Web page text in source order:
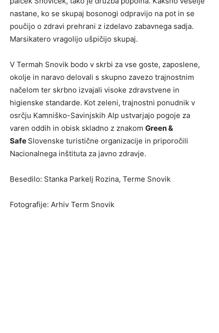
nastane, ko se skupaj bosonogi odpravijo na pot in se
poučijo o zdravi prehrani z izdelavo zabavnega sadja.
Marsikatero vragolijo ušpičijo skupaj.
V Termah Snovik bodo v skrbi za vse goste, zaposlene,
okolje in naravo delovali s skupno zavezo trajnostnim
načelom ter skrbno izvajali visoke zdravstvene in
higienske standarde. Kot zeleni, trajnostni ponudnik v
osrčju Kamniško-Savinjskih Alp ustvarjajo pogoje za
varen oddih in obisk skladno z znakom Green &
Safe Slovenske turistične organizacije in priporočili
Nacionalnega inštituta za javno zdravje.
Besedilo: Stanka Parkelj Rozina, Terme Snovik
Fotografije: Arhiv Term Snovik